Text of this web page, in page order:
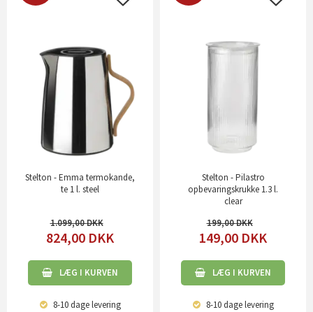
Stelton - Emma termokande,
te 1 l. steel
1.099,00
824,00 DKK
LÆG I KURVEN
8-10 dagelevering
Stelton - Pilastro
opbevaringskrukke 1.3 l.
clear
199,00
149,00 DKK
LÆG I KURVEN
8-10 dagelevering